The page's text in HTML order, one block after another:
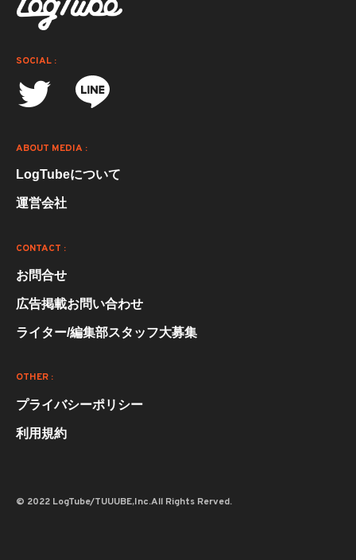
SOCIAL :
ABOUT MEDIA :
LogTubeについて
運営会社
CONTACT :
お問合せ
広告掲載お問い合わせ
ライター/編集部スタッフ大募集
OTHER :
プライバシーポリシー
利用規約
© 2022 LogTube/TUUUBE,Inc.All Rights Rerved.